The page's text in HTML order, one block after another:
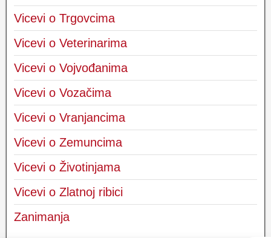
Vicevi o Trgovcima
Vicevi o Veterinarima
Vicevi o Vojvođanima
Vicevi o Vozačima
Vicevi o Vranjancima
Vicevi o Zemuncima
Vicevi o Životinjama
Vicevi o Zlatnoj ribici
Zanimanja